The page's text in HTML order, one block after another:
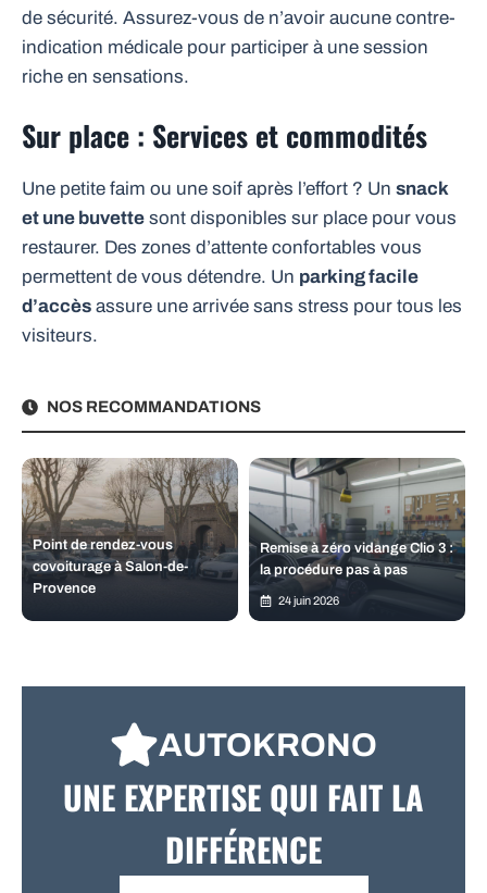
de sécurité. Assurez-vous de n’avoir aucune contre-
indication médicale pour participer à une session
riche en sensations.
Sur place : Services et commodités
Une petite faim ou une soif après l’effort ? Un snack
et une buvette sont disponibles sur place pour vous
restaurer. Des zones d’attente confortables vous
permettent de vous détendre. Un parking facile
d’accès assure une arrivée sans stress pour tous les
visiteurs.
NOS RECOMMANDATIONS
Point de rendez-vous
covoiturage à Salon-de-
Provence
Remise à zéro vidange Clio 3 :
la procédure pas à pas
24 juin 2026
AUTOKRONO
UNE EXPERTISE QUI FAIT LA
DIFFÉRENCE